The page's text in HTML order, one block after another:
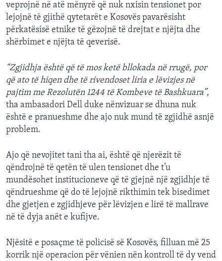
veprojnë në atë mënyrë që nuk nxisin tensionet por
lejojnë të gjithë qytetarët e Kosovës pavarësisht
përkatësisë etnike të gëzojnë të drejtat e njëjta dhe
shërbimet e njëjta të qeverisë.
“Zgjidhja është që të mos ketë bllokada në rrugë, por
që ato të hiqen dhe të rivendoset liria e lëvizjes në
pajtim me Rezolutën 1244 të Kombeve të Bashkuara”,
tha ambasadori Dell duke nënvizuar se dhuna nuk
është e pranueshme dhe ajo nuk mund të zgjidhë asnjë
problem.
Ajo që nevojitet tani tha ai, është që njerëzit të
qëndrojnë të qetën të ulen tensionet dhe t’u
mundësohet institucioneve që të gjejnë një zgjidhje të
qëndrueshme që do të lejojnë rikthimin tek bisedimet
dhe gjetjen e zgjidhjeve për lëvizjen e lirë të mallrave
në të dyja anët e kufijve.
Njësitë e posaçme të policisë së Kosovës, filluan më 25
korrik një operacion për vënien nën kontroll të dy vend